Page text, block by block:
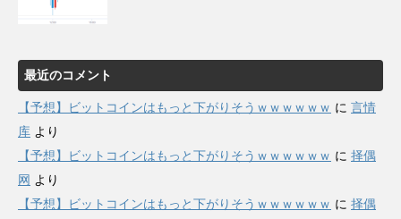
最近のコメント
【予想】ビットコインはもっと下がりそうｗｗｗｗｗｗ に 言情
库 より
【予想】ビットコインはもっと下がりそうｗｗｗｗｗｗ に 择偶
网 より
【予想】ビットコインはもっと下がりそうｗｗｗｗｗｗ に 择偶